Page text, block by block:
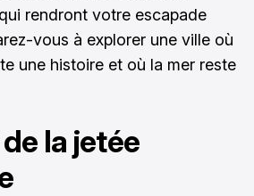
qui rendront votre escapade
vous à explorer une ville où
une histoire et où la mer reste
la jetée